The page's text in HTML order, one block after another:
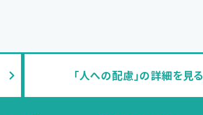
「人への配慮」の詳細を見る